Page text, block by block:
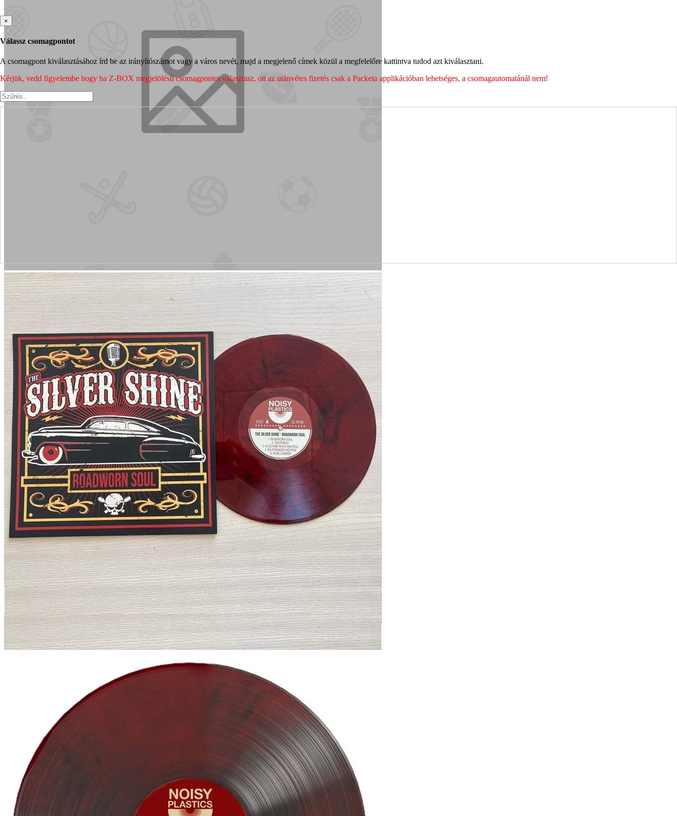
×
Válassz csomagpontot
A csomagpont kiválasztásához írd be az irányítószámot vagy a város nevét, majd a megjelenő címek közül a megfelelőre kattintva tudod azt kiválasztani.
Kérjük, vedd figyelembe hogy ha Z-BOX megjelölésű csomagpontot választasz, ott az utánvétes fizetés csak a Packeta applikációban lehetséges, a csomagautomatánál nem!